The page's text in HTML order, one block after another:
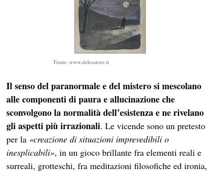
Fonte: www.delosstore.it
Il senso del paranormale e del mistero si mescolano
alle componenti di paura e allucinazione che
sconvolgono la normalità dell’esistenza e ne rivelano
gli aspetti più irrazionali. Le vicende sono un pretesto
per la «creazione di situazioni imprevedibili o
inesplicabili», in un gioco brillante fra elementi reali e
surreali, grotteschi, fra meditazioni filosofiche ed ironia,